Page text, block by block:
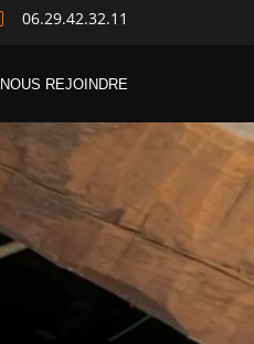
06.29.42.32.11
NOUS REJOINDRE